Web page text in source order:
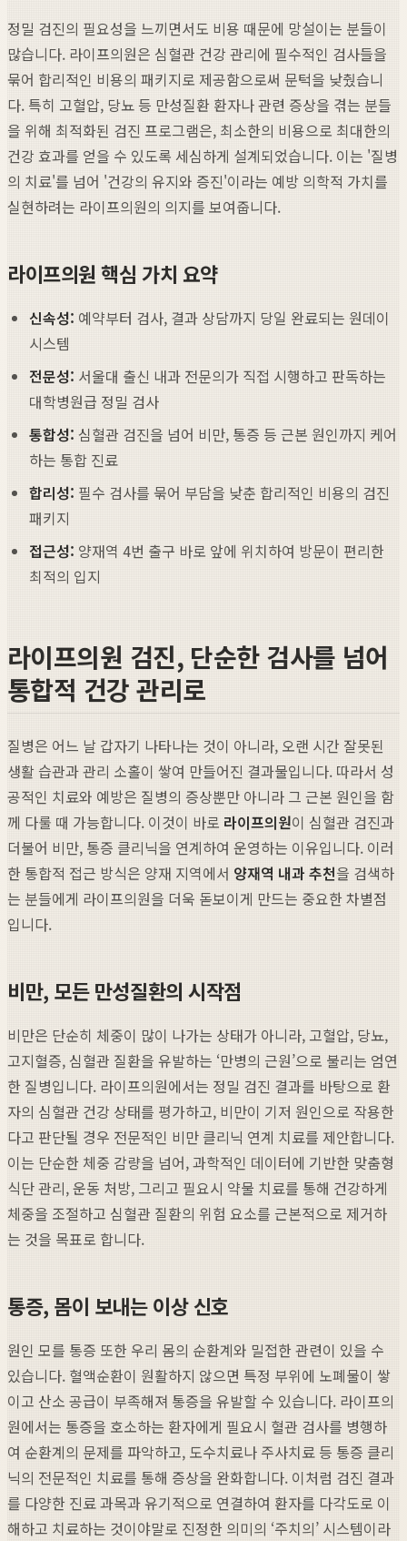
정밀 검진의 필요성을 느끼면서도 비용 때문에 망설이는 분들이
많습니다. 라이프의원은 심혈관 건강 관리에 필수적인 검사들을
묶어 합리적인 비용의 패키지로 제공함으로써 문턱을 낮췄습니
다. 특히 고혈압, 당뇨 등 만성질환 환자나 관련 증상을 겪는 분들
을 위해 최적화된 검진 프로그램은, 최소한의 비용으로 최대한의
건강 효과를 얻을 수 있도록 세심하게 설계되었습니다. 이는 '질병
의 치료'를 넘어 '건강의 유지와 증진'이라는 예방 의학적 가치를
실현하려는 라이프의원의 의지를 보여줍니다.
라이프의원 핵심 가치 요약
신속성: 예약부터 검사, 결과 상담까지 당일 완료되는 원데이
시스템
전문성: 서울대 출신 내과 전문의가 직접 시행하고 판독하는
대학병원급 정밀 검사
통합성: 심혈관 검진을 넘어 비만, 통증 등 근본 원인까지 케어
하는 통합 진료
합리성: 필수 검사를 묶어 부담을 낮춘 합리적인 비용의 검진
패키지
접근성: 양재역 4번 출구 바로 앞에 위치하여 방문이 편리한
최적의 입지
라이프의원 검진, 단순한 검사를 넘어
통합적 건강 관리로
질병은 어느 날 갑자기 나타나는 것이 아니라, 오랜 시간 잘못된
생활 습관과 관리 소홀이 쌓여 만들어진 결과물입니다. 따라서 성
공적인 치료와 예방은 질병의 증상뿐만 아니라 그 근본 원인을 함
께 다룰 때 가능합니다. 이것이 바로 라이프의원이 심혈관 검진과
더불어 비만, 통증 클리닉을 연계하여 운영하는 이유입니다. 이러
한 통합적 접근 방식은 양재 지역에서 양재역 내과 추천을 검색하
는 분들에게 라이프의원을 더욱 돋보이게 만드는 중요한 차별점
입니다.
비만, 모든 만성질환의 시작점
비만은 단순히 체중이 많이 나가는 상태가 아니라, 고혈압, 당뇨,
고지혈증, 심혈관 질환을 유발하는 ‘만병의 근원’으로 불리는 엄연
한 질병입니다. 라이프의원에서는 정밀 검진 결과를 바탕으로 환
자의 심혈관 건강 상태를 평가하고, 비만이 기저 원인으로 작용한
다고 판단될 경우 전문적인 비만 클리닉 연계 치료를 제안합니다.
이는 단순한 체중 감량을 넘어, 과학적인 데이터에 기반한 맞춤형
식단 관리, 운동 처방, 그리고 필요시 약물 치료를 통해 건강하게
체중을 조절하고 심혈관 질환의 위험 요소를 근본적으로 제거하
는 것을 목표로 합니다.
통증, 몸이 보내는 이상 신호
원인 모를 통증 또한 우리 몸의 순환계와 밀접한 관련이 있을 수
있습니다. 혈액순환이 원활하지 않으면 특정 부위에 노폐물이 쌓
이고 산소 공급이 부족해져 통증을 유발할 수 있습니다. 라이프의
원에서는 통증을 호소하는 환자에게 필요시 혈관 검사를 병행하
여 순환계의 문제를 파악하고, 도수치료나 주사치료 등 통증 클리
닉의 전문적인 치료를 통해 증상을 완화합니다. 이처럼 검진 결과
를 다양한 진료 과목과 유기적으로 연결하여 환자를 다각도로 이
해하고 치료하는 것이야말로 진정한 의미의 ‘주치의’ 시스템이라